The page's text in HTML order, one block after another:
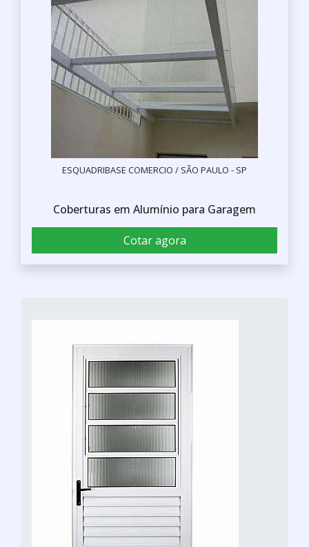
ESQUADRIBASE COMERCIO / SÃO PAULO - SP
Coberturas em Alumínio para Garagem
Cotar agora